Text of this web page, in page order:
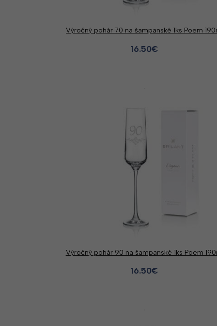
Výročný pohár 70 na šampanské 1ks Poem
16.50€
Výročný pohár 90 na šampanské 1ks Poem
16.50€